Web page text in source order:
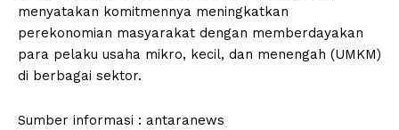
menyatakan komitmennya meningkatkan
perekonomian masyarakat dengan memberdayakan
para pelaku usaha mikro, kecil, dan menengah (UMKM)
di berbagai sektor.
Sumber informasi : antaranews